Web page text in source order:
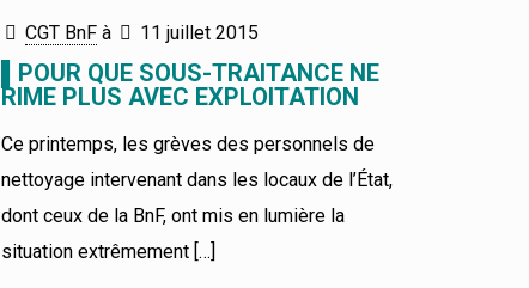
CGT BnF à 11 juillet 2015
▌POUR QUE SOUS-TRAITANCE NE
RIME PLUS AVEC EXPLOITATION
Ce printemps, les grèves des personnels de
nettoyage intervenant dans les locaux de l’État,
dont ceux de la BnF, ont mis en lumière la
situation extrêmement […]